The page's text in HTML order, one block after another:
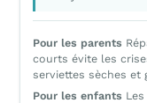
Pour les parents
courts évite les
serviettes sèches et
Pour les enfants